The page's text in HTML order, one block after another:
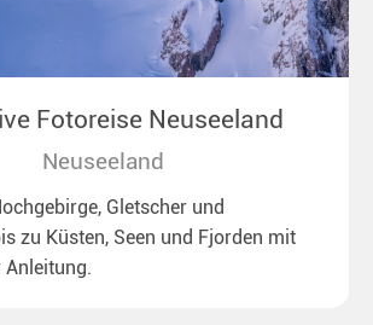
Fotoreise Neuseeland
Neuseeland
Gletscher und
zu Küsten, Seen und Fjorden mit